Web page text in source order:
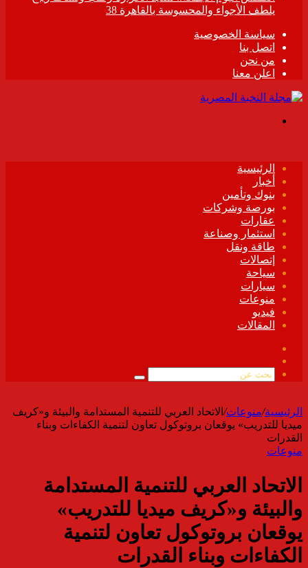
يلطف الأجواء والمحسوسة بالقاهرة 38
سياسة الخصوصية
اتصل بنا
من نحن
اعلن معنا
الرئيسية
أخبار
بنوك وتأمين
بورصة وشركات
عقارات
استثمار وصناعة
طاقة ونقل
إتصالات
سياحة
سيارات
منوعات
فيديو
المقالات
الموقع
بحث
الرئيسية/منوعات/ الاتحاد العربي للتنمية المستدامة والبيئة و«كريف
ميديا للتدريب» يوقعان بروتوكول تعاون لتنمية الكفاءات وبناء
القدرات
منوعات
الاتحاد العربي للتنمية المستدامة
والبيئة و«كريف ميديا للتدريب»
يوقعان بروتوكول تعاون لتنمية
الكفاءات وبناء القدرات